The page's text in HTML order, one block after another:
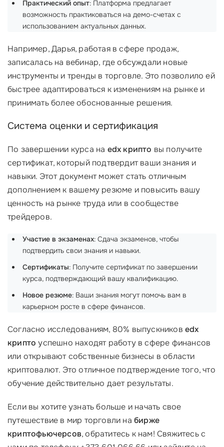
Практический опыт: Платформа предлагает
возможность практиковаться на демо-счетах с
использованием актуальных данных.
Например, Дарья, работая в сфере продаж,
записалась на вебинар, где обсуждали новые
инструменты и тренды в торговле. Это позволило ей
быстрее адаптироваться к изменениям на рынке и
принимать более обоснованные решения.
Система оценки и сертификация
По завершении курса на edx крипто вы получите
сертификат, который подтвердит ваши знания и
навыки. Этот документ может стать отличным
дополнением к вашему резюме и повысить вашу
ценность на рынке труда или в сообществе
трейдеров.
Участие в экзаменах: Сдача экзаменов, чтобы
подтвердить свои знания и навыки.
Сертификаты: Получите сертификат по завершении
курса, подтверждающий вашу квалификацию.
Новое резюме: Ваши знания могут помочь вам в
карьерном росте в сфере финансов.
Согласно исследованиям, 80% выпускников edx
крипто успешно находят работу в сфере финансов
или открывают собственные бизнесы в области
криптовалют. Это отличное подтверждение того, что
обучение действительно дает результаты.
Если вы хотите узнать больше и начать свое
путешествие в мир торговли на бирже
криптофьючерсов, обратитесь к нам! Свяжитесь с